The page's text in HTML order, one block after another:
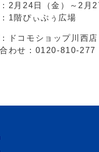
2月24日（金）～2月
1階ぴぃぷぅ広場
ドコモショップ川西店
わせ：0120-810-277